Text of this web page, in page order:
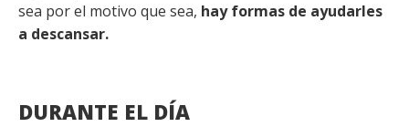
sea por el motivo que sea, hay formas de ayudarles
a descansar.
DURANTE EL DÍA